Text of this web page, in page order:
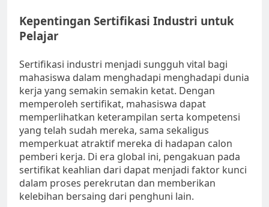
Kepentingan Sertifikasi Industri untuk
Pelajar
Sertifikasi industri menjadi sungguh vital bagi
mahasiswa dalam menghadapi menghadapi dunia
kerja yang semakin semakin ketat. Dengan
memperoleh sertifikat, mahasiswa dapat
memperlihatkan keterampilan serta kompetensi
yang telah sudah mereka, sama sekaligus
memperkuat atraktif mereka di hadapan calon
pemberi kerja. Di era global ini, pengakuan pada
sertifikat keahlian dari dapat menjadi faktor kunci
dalam proses perekrutan dan memberikan
kelebihan bersaing dari penghuni lain.